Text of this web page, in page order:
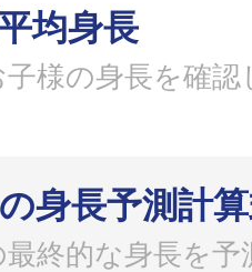
均身長
子様の身長を確
身長予測計
最終的な身長を